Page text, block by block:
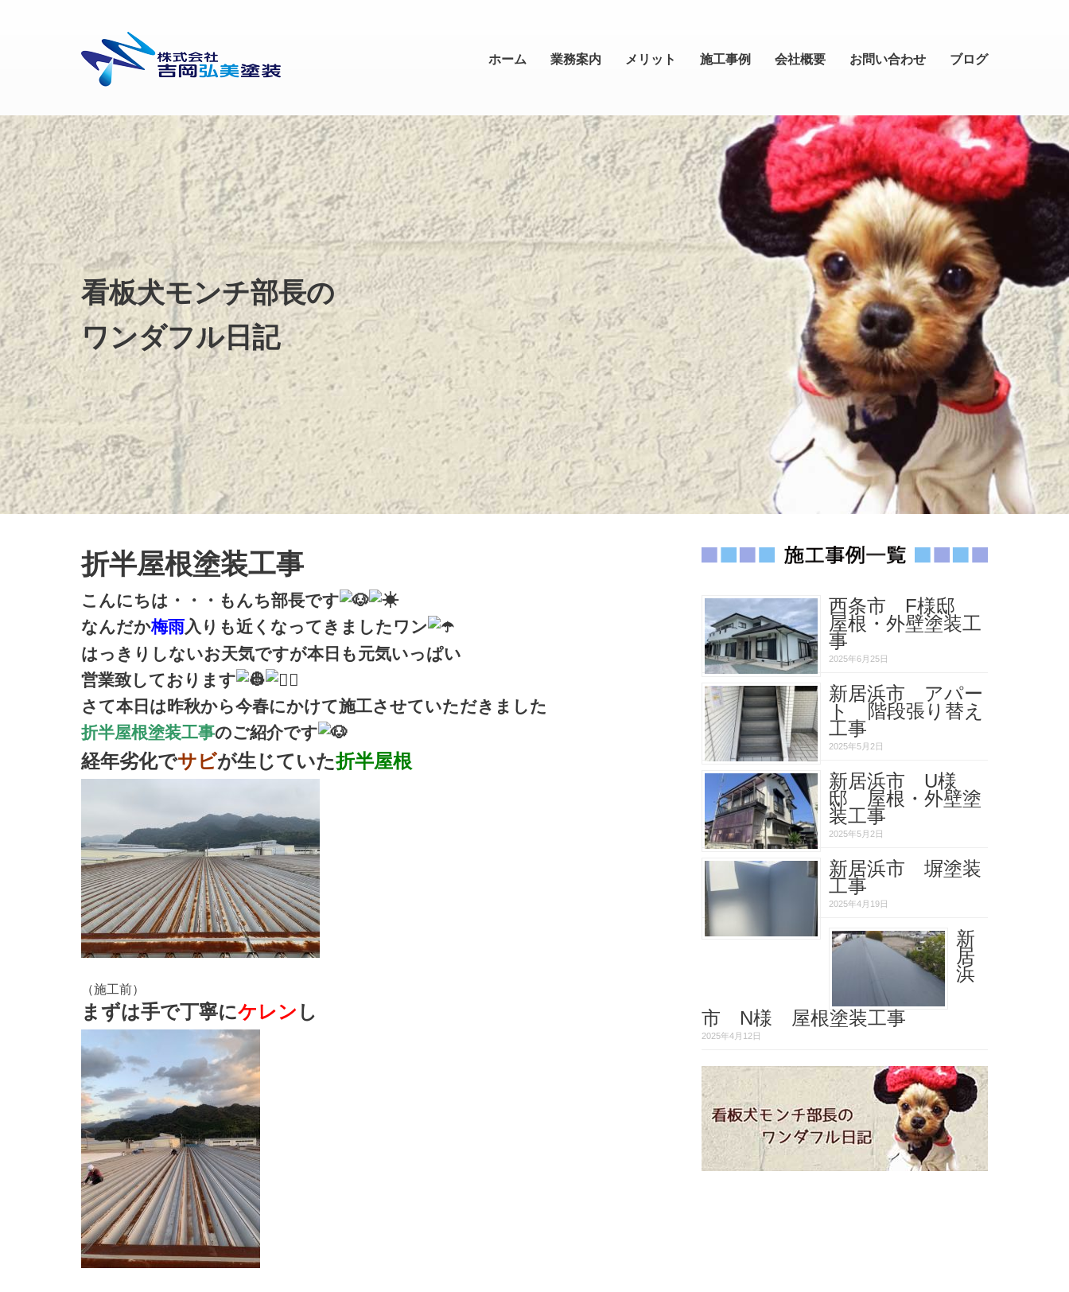
ホーム 業務案内 メリット 施工事例 会社概要 お問い合わせ ブログ
看板犬モンチ部長の
ワンダフル日記
折半屋根塗装工事
こんにちは・・・もんち部長です
なんだか梅雨入りも近くなってきましたワン
はっきりしないお天気ですが本日も元気いっぱい
営業致しております
さて本日は昨秋から今春にかけて施工させていただきました
折半屋根塗装工事のご紹介です
経年劣化でサビが生じていた折半屋根
（施工前）
まずは手で丁寧にケレン し
西条市 F様邸
屋根・外壁塗装工
事
2025年6月25日
新居浜市 アパー
ト 階段張り替え
工事
2025年5月2日
新居浜市 U様
邸 屋根・外壁塗
装工事
2025年5月2日
新居浜市 塀塗装
工事
2025年4月19日
新
居
浜
市 N様 屋根塗装工事
2025年4月12日